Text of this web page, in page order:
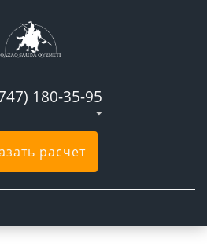
180-35-95
расчет